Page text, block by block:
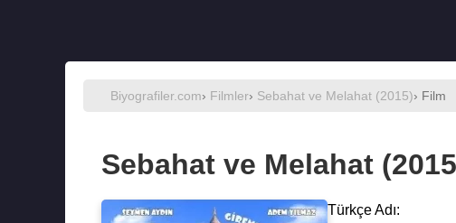
Biyografiler.com› Filmler› Sebahat ve Melahat (2015)› Film
Sebahat ve Melahat
Türkçe Adı: